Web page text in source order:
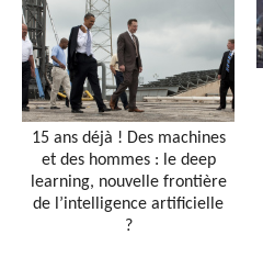
15 ans déjà ! Des machines
et des hommes : le deep
learning, nouvelle frontière
de l’intelligence artificielle
?